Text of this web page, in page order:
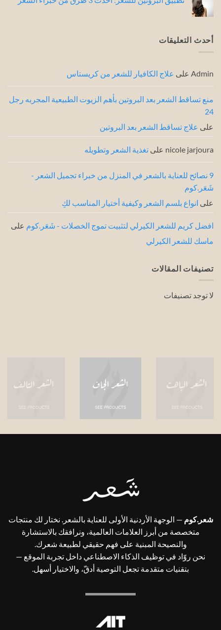
تجنب
نصائح
تطبيق
البروتين
من
الشعر
أحدث التعليقات
Admin على علاج الكافيار للشعر من كريستاس
منع تساقط الشعر بعد البروتين بأهم الزيوت الطبيعية المجربه رجل
24
على علاج تساقط الشعر بعد البروتين
nicole jarjoura على تغذية الشعر وتطويله
9 نصائح للعناية بالشعر في المنزل من خبراء تجميل الشعر -
شَعَر.كوم
على انواع بلسم الشعر وكيفية أختيار المناسب لكِ
افضل كريم للشعر الكيرلي لتثبيت تموج الخصلات - شَعَر.كوم على
ماسك للشعر الكيرلي
تصنيفات المقالات
لا توجد تصنيفات
شعر.كوم — الوجهة الأردنية الأولى للعناية بالشعر. نختار لك منتجات
متخصصة من أبرز العلامات العالمية، ونرافقك بالاستشارة
والنصيحة المبنية على فهم حقيقي لطبيعة شعرك.
نحن روّاد في توظيف الذكاء الاصطناعي داخل تجربة الموقع —
بتقنيات متقدمة تجعل التوصية أدقّ، والاختيار أسهل.